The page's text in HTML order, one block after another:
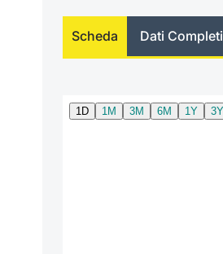
Scheda Dati Completi